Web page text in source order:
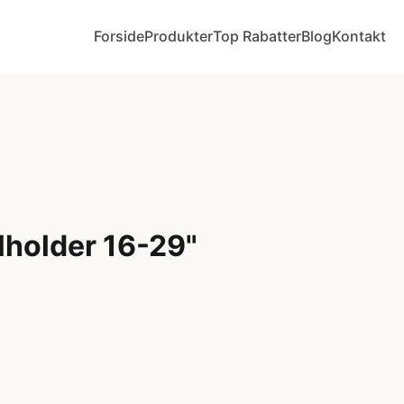
ForsideProdukterTop RabatterBlogKontakt
16-29"